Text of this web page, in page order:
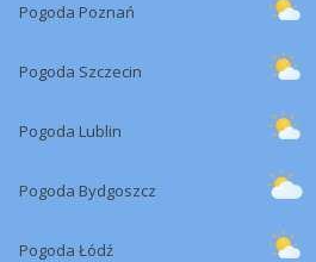
Pogoda Poznań
Pogoda Szczecin
Pogoda Lublin
Pogoda Bydgoszcz
Pogoda Łódź